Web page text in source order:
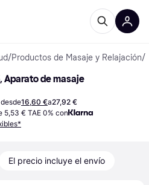
/Productos de Masaje y Relajación/
Aparato de masaje
16,60 €a27,92 €
5,53 € TAE 0% con
El precio incluye el envío